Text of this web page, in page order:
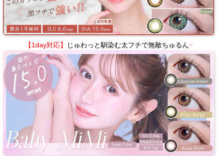
【1day対応】 じゅわっと馴染む太フチで無敵ちゅるん♥